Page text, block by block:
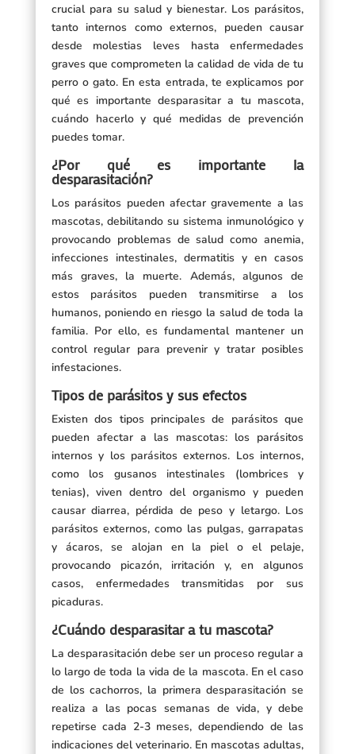
crucial para su salud y bienestar. Los parásitos,
tanto internos como externos, pueden causar
desde molestias leves hasta enfermedades
graves que comprometen la calidad de vida de tu
perro o gato. En esta entrada, te explicamos por
qué es importante desparasitar a tu mascota,
cuándo hacerlo y qué medidas de prevención
puedes tomar.
¿Por qué es importante la
desparasitación?
Los parásitos pueden afectar gravemente a las
mascotas, debilitando su sistema inmunológico y
provocando problemas de salud como anemia,
infecciones intestinales, dermatitis y en casos
más graves, la muerte. Además, algunos de
estos parásitos pueden transmitirse a los
humanos, poniendo en riesgo la salud de toda la
familia. Por ello, es fundamental mantener un
control regular para prevenir y tratar posibles
infestaciones.
Tipos de parásitos y sus efectos
Existen dos tipos principales de parásitos que
pueden afectar a las mascotas: los parásitos
internos y los parásitos externos. Los internos,
como los gusanos intestinales (lombrices y
tenias), viven dentro del organismo y pueden
causar diarrea, pérdida de peso y letargo. Los
parásitos externos, como las pulgas, garrapatas
y ácaros, se alojan en la piel o el pelaje,
provocando picazón, irritación y, en algunos
casos, enfermedades transmitidas por sus
picaduras.
¿Cuándo desparasitar a tu mascota?
La desparasitación debe ser un proceso regular a
lo largo de toda la vida de la mascota. En el caso
de los cachorros, la primera desparasitación se
realiza a las pocas semanas de vida, y debe
repetirse cada 2-3 meses, dependiendo de las
indicaciones del veterinario. En mascotas adultas,